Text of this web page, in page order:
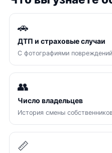
🚗
ДТП и страховые случаи
С фотографиями
👥
Число владельцев
История смены
📏